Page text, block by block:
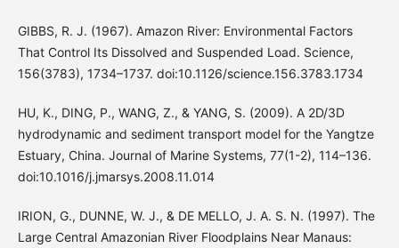
GIBBS, R. J. (1967). Amazon River: Environmental Factors
That Control Its Dissolved and Suspended Load. Science,
156(3783), 1734–1737. doi:10.1126/science.156.3783.1734
HU, K., DING, P., WANG, Z., & YANG, S. (2009). A 2D/3D
hydrodynamic and sediment transport model for the Yangtze
Estuary, China. Journal of Marine Systems, 77(1-2), 114–136.
doi:10.1016/j.jmarsys.2008.11.014
IRION, G., DUNNE, W. J., & DE MELLO, J. A. S. N. (1997). The
Large Central Amazonian River Floodplains Near Manaus: